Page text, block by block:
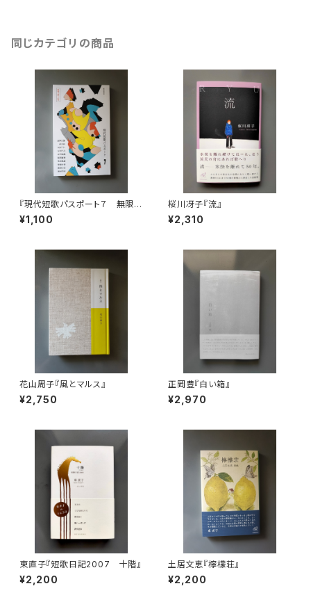
同じカテゴリの商品
『現代短歌パスポート７ 無限っ
ぽかった号』
¥1,100
桜川冴子『流』
¥2,310
花山周子『風とマルス』
¥2,750
正岡豊『白い箱』
¥2,970
東直子『短歌日記2007 十階』
¥2,200
土居文恵『檸檬荘』
¥2,200